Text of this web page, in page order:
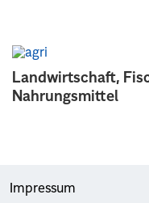
Landwirtschaft,
Nahrungsmittel
Impressum